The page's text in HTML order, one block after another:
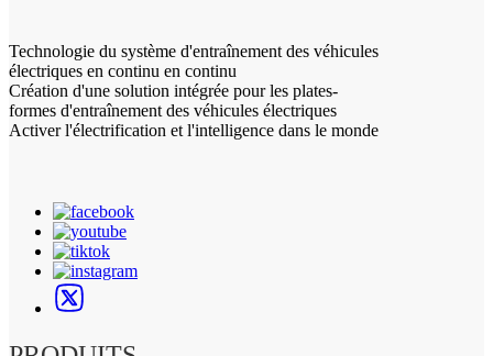
Technologie du système d'entraînement des véhicules
électriques en continu en continu
Création d'une solution intégrée pour les plates-
formes d'entraînement des véhicules électriques
Activer l'électrification et l'intelligence dans le monde